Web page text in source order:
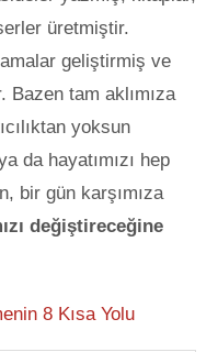
üretmiştir.
geliştirmiş ve
tam aklımıza
yoksun
da hayatımızı hep
bir gün karşımıza
değiştireceğine
8 Kısa Yolu